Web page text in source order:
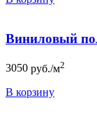
Виниловый
3050 руб./м2
В корзину